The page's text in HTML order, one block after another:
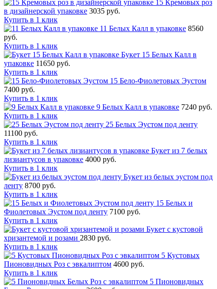
15 Кремовых роз
в дизайнерской упаковке 3035 руб.
Купить в 1 клик
11 Белых Калл в упаковке 8560
руб.
Купить в 1 клик
Букет 15 Белых Калл в
упаковке 11650 руб.
Купить в 1 клик
15 Бело-Фиолетовых Эустом
7400 руб.
Купить в 1 клик
9 Белых Калл в упаковке 7240 руб.
Купить в 1 клик
25 Белых Эустом под ленту
11100 руб.
Купить в 1 клик
Букет из 7 белых
лизиантусов в упаковке 4000 руб.
Купить в 1 клик
Букет из белых эустом под
ленту 8700 руб.
Купить в 1 клик
15 Белых и
Фиолетовых Эустом под ленту 7100 руб.
Купить в 1 клик
Букет с кустовой
хризантемой и розами 2830 руб.
Купить в 1 клик
5 Кустовых
Пионовидных Роз с эвкалиптом 4600 руб.
Купить в 1 клик
5 Пионовидных